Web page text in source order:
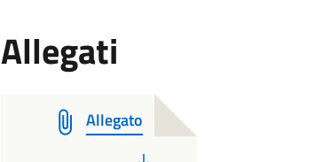
Allegati
Allegato